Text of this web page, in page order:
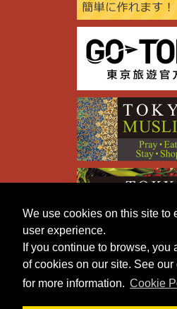
We use cookies on this site to
user experience.
If you continue to browse, you
of cookies on our site. See
for more information. Cookie